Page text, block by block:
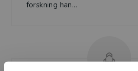
forskning han...